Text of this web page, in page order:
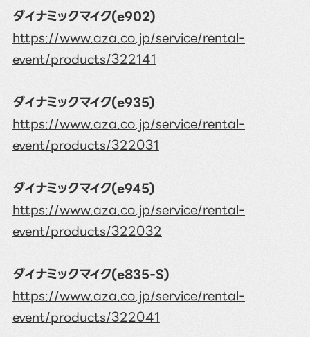
ダイナミックマイク(e902)
https://www.aza.co.jp/service/rental-
event/products/322141
ダイナミックマイク(e935)
https://www.aza.co.jp/service/rental-
event/products/322031
ダイナミックマイク(e945)
https://www.aza.co.jp/service/rental-
event/products/322032
ダイナミックマイク(e835-S)
https://www.aza.co.jp/service/rental-
event/products/322041